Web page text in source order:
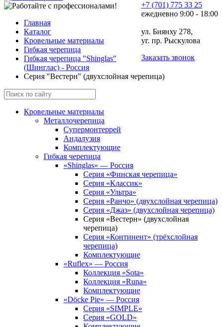
+7 (701) 775 33 25
ежедневно 9:00 - 18:00
ул. Биянху 278,
уг. пр. Рыскулова
Заказать звонок
Главная
Каталог
Кровельные материалы
Гибкая черепица
Гибкая черепица "Shinglas"
(Шинглас) - Россия
Серия "Вестерн" (двухслойная черепица)
Кровельные материалы
Металлочерепица
Супермонтеррей
Андалузия
Комплектующие
Гибкая черепица
«Shinglas» — Россия
Серия «Финская черепица»
Серия «Классик»
Серия «Ультра»
Серия «Ранчо» (двухслойная черепица)
Серия «Джаз» (двухслойная черепица)
Серия «Вестерн» (двухслойная
черепица)
Серия «Континент» (трёхслойная
черепица)
Комплектующие
«Ruflex» — Россия
Коллекция «Sota»
Коллекция «Runa»
Комплектующие
«Döcke Pie» — Россия
Серия «SIMPLE»
Серия «GOLD»